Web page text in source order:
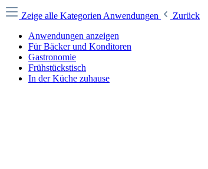
Zeige alle Kategorien Anwendungen
Zurück
Anwendungen anzeigen
Für Bäcker und Konditoren
Gastronomie
Frühstückstisch
In der Küche zuhause